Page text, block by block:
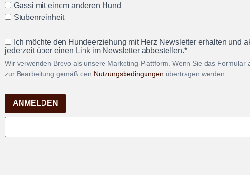
Gassi mit einem anderen Hund
Stubenreinheit
Ich möchte den Hundeerziehung mit Herz Newsletter erhalten und
jederzeit über einen Link im Newsletter abbestellen.*
Wir verwenden Brevo als unsere Marketing-Plattform. Wenn Sie das
zur Bearbeitung gemäß den Nutzungsbedingungen übertragen werden.
ANMELDEN